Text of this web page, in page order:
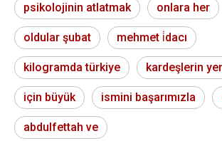
psikolojinin atlatmak onlara her
oldular şubat mehmet i̇dacı
kilogramda türkiye kardeşlerin
için büyük ismini başarımızla
abdulfettah ve